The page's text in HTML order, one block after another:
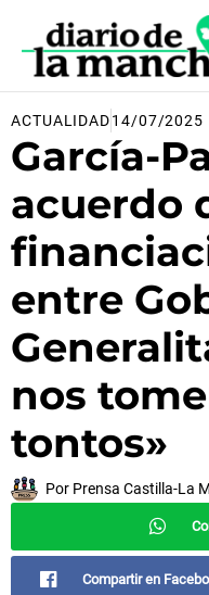
contenido
ACTUALIDAD14/07/2025
García-
acuerdo
entre
nos
tontos»
Por Prensa Castilla-La
Compartir en